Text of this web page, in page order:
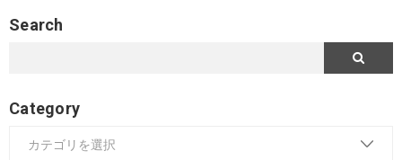
Search
Category